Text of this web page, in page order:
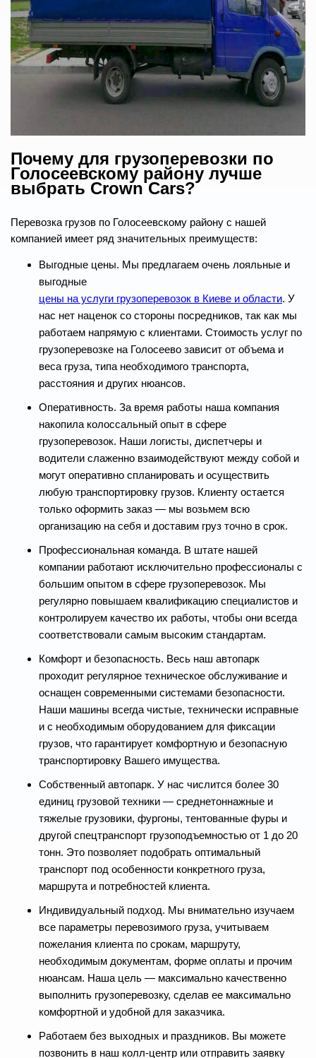
Почему для грузоперевозки по
Голосеевскому району лучше
выбрать Crown Cars?
Перевозка грузов по Голосеевскому району с нашей
компанией имеет ряд значительных преимуществ:
Выгодные цены. Мы предлагаем очень лояльные и
выгодные
цены на услуги грузоперевозок в Киеве и области. У
нас нет наценок со стороны посредников, так как мы
работаем напрямую с клиентами. Стоимость услуг по
грузоперевозке на Голосеево зависит от объема и
веса груза, типа необходимого транспорта,
расстояния и других нюансов.
Оперативность. За время работы наша компания
накопила колоссальный опыт в сфере
грузоперевозок. Наши логисты, диспетчеры и
водители слаженно взаимодействуют между собой и
могут оперативно спланировать и осуществить
любую транспортировку грузов. Клиенту остается
только оформить заказ — мы возьмем всю
организацию на себя и доставим груз точно в срок.
Профессиональная команда. В штате нашей
компании работают исключительно профессионалы с
большим опытом в сфере грузоперевозок. Мы
регулярно повышаем квалификацию специалистов и
контролируем качество их работы, чтобы они всегда
соответствовали самым высоким стандартам.
Комфорт и безопасность. Весь наш автопарк
проходит регулярное техническое обслуживание и
оснащен современными системами безопасности.
Наши машины всегда чистые, технически исправные
и с необходимым оборудованием для фиксации
грузов, что гарантирует комфортную и безопасную
транспортировку Вашего имущества.
Собственный автопарк. У нас числится более 30
единиц грузовой техники — среднетоннажные и
тяжелые грузовики, фургоны, тентованные фуры и
другой спецтранспорт грузоподъемностью от 1 до 20
тонн. Это позволяет подобрать оптимальный
транспорт под особенности конкретного груза,
маршрута и потребностей клиента.
Индивидуальный подход. Мы внимательно изучаем
все параметры перевозимого груза, учитываем
пожелания клиента по срокам, маршруту,
необходимым документам, форме оплаты и прочим
нюансам. Наша цель — максимально качественно
выполнить грузоперевозку, сделав ее максимально
комфортной и удобной для заказчика.
Работаем без выходных и праздников. Вы можете
позвонить в наш колл-центр или отправить заявку